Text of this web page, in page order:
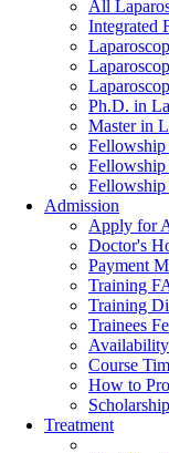
All
Integrated
Ph.D. in
Master in
Admission
Apply for
Doctor's
Payment
Training
Training
Trainees
Course
How to
Treatment